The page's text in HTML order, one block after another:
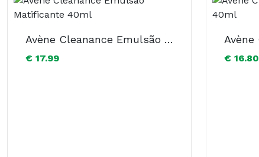
Avène Cleanance Emulsão Matificante 40ml
€ 17.99 € 16.80